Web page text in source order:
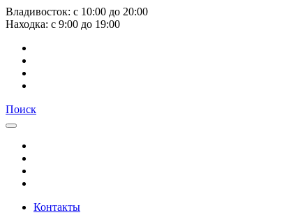
Владивосток: с 10:00 до 20:00
Находка: с 9:00 до 19:00
Поиск
Контакты